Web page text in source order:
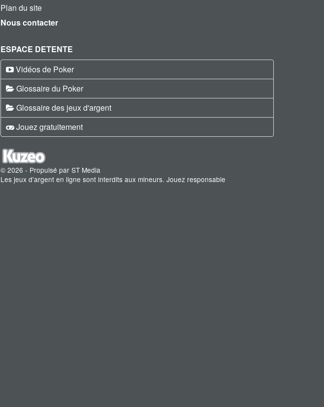
Plan du site
Nous contacter
ESPACE DETENTE
Vidéos de Poker
Glossaire du Poker
Glossaire des jeux d'argent
Jouez gratuitement
© 2026 - Propulsé par ST Media
Les jeux d'argent en ligne sont interdits aux mineurs. Jouez responsable